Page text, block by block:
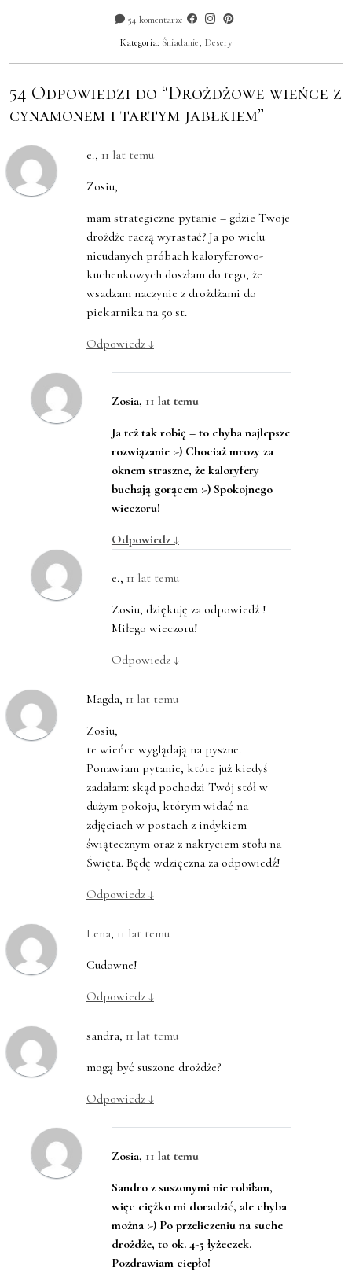
54 komentarze
Kategoria: Śniadanie, Desery
54 Odpowiedzi do “Drożdżowe wieńce z
cynamonem i tartym jabłkiem”
e., 11 lat temu
Zosiu,
mam strategiczne pytanie – gdzie Twoje
drożdże raczą wyrastać? Ja po wielu
nieudanych próbach kaloryferowo-
kuchenkowych doszłam do tego, że
wsadzam naczynie z drożdżami do
piekarnika na 50 st.
Odpowiedz ↓
Zosia, 11 lat temu
Ja też tak robię – to chyba najlepsze
rozwiązanie :-) Chociaż mrozy za
oknem straszne, że kaloryfery
buchają gorącem :-) Spokojnego
wieczoru!
Odpowiedz ↓
e., 11 lat temu
Zosiu, dziękuję za odpowiedź !
Miłego wieczoru!
Odpowiedz ↓
Magda, 11 lat temu
Zosiu,
te wieńce wyglądają na pyszne.
Ponawiam pytanie, które już kiedyś
zadałam: skąd pochodzi Twój stół w
dużym pokoju, którym widać na
zdjęciach w postach z indykiem
świątecznym oraz z nakryciem stołu na
Święta. Będę wdzięczna za odpowiedź!
Odpowiedz ↓
Lena, 11 lat temu
Cudowne!
Odpowiedz ↓
sandra, 11 lat temu
mogą być suszone drożdże?
Odpowiedz ↓
Zosia, 11 lat temu
Sandro z suszonymi nie robiłam,
więc ciężko mi doradzić, ale chyba
można :-) Po przeliczeniu na suche
drożdże, to ok. 4-5 łyżeczek.
Pozdrawiam ciepło!